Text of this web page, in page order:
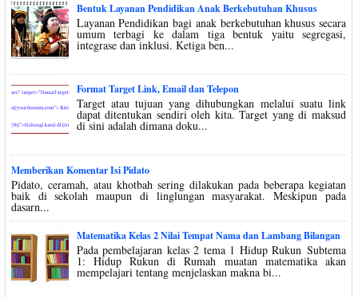
Bentuk Layanan Pendidikan Anak Berkebutuhan Khusus
Layanan Pendidikan bagi anak berkebutuhan khusus secara
umum terbagi ke dalam tiga bentuk yaitu segregasi,
integrase dan inklusi. Ketiga ben...
Format Target Link, Email dan Telepon
Target atau tujuan yang dihubungkan melalui suatu link
dapat ditentukan sendiri oleh kita. Target yang di maksud
di sini adalah dimana doku...
Memberikan Komentar Isi Pidato
Pidato, ceramah, atau khotbah sering dilakukan pada beberapa kegiatan
baik di sekolah maupun di linglungan masyarakat. Meskipun pada
dasarn...
Matematika Kelas 2 Nilai Tempat Nama dan Lambang Bilangan
Pada pembelajaran kelas 2 tema 1 Hidup Rukun Subtema
1: Hidup Rukun di Rumah muatan matematika akan
mempelajari tentang menjelaskan makna bi...